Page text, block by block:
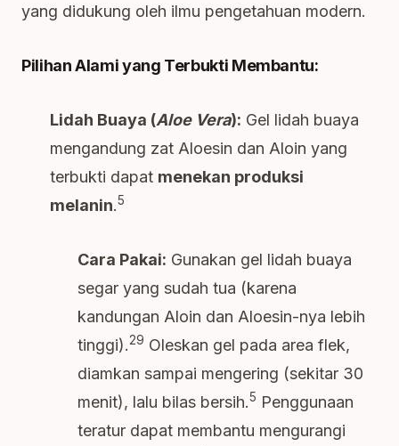
yang didukung oleh ilmu pengetahuan modern.
Pilihan Alami yang Terbukti Membantu:
Lidah Buaya (Aloe Vera): Gel lidah buaya
mengandung zat Aloesin dan Aloin yang
terbukti dapat menekan produksi
melanin.5
Cara Pakai: Gunakan gel lidah buaya
segar yang sudah tua (karena
kandungan Aloin dan Aloesin-nya lebih
tinggi).29 Oleskan gel pada area flek,
diamkan sampai mengering (sekitar 30
menit), lalu bilas bersih.5 Penggunaan
teratur dapat membantu mengurangi